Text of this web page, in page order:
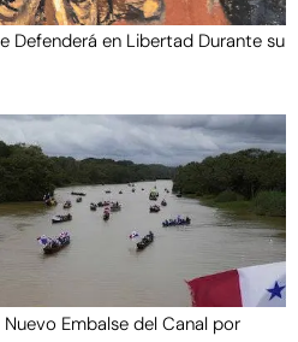
Defenderá en Libertad Durante su
Embalse del Canal por